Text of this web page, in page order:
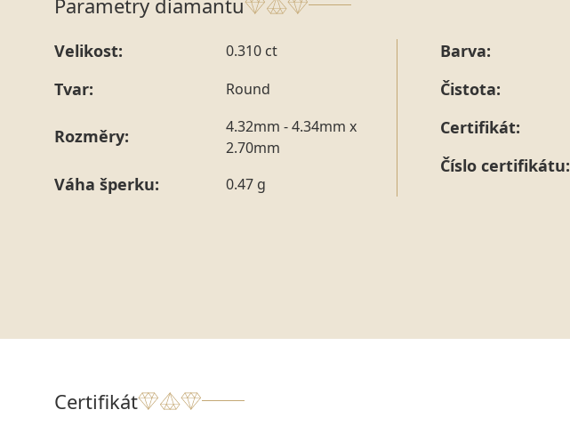
Velikost: 0.310 ct
Tvar: Round
Rozměry:
4.32mm - 4.34mm x
2.70mm
Váha šperku: 0.47 g
Barva:
Čistota:
Certifikát:
Číslo certifikátu:
Certifikát